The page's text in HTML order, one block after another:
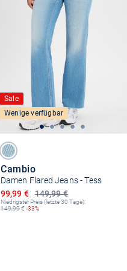
Sale
Wenige verfügbar
Cambio
Damen Flared Jeans - Tess
149,99 €
Ermäßigter Preis
99,99 €
Niedrigster Preis (letzte 30 Tage):
149,99€ -33%